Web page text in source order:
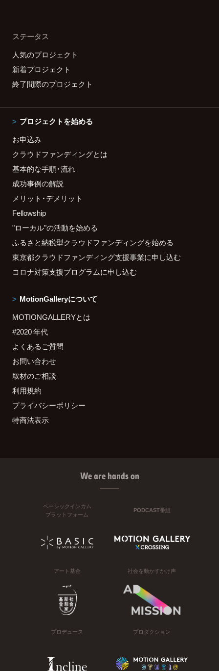
ステータス
人気のプロジェクト
新着プロジェクト
終了間際のプロジェクト
プロジェクトを始める
お申込み
クラウドファンディングとは
基本的な手順・流れ
成功事例の解説
メリット・デメリット
Fellowship
"ローカル"の活動を始める
ふるさと納税型クラウドファンディングを始める
東京都クラウドファンディング支援事業に申し込む
コロナ対策支援プログラムに申し込む
MotionGalleryについて
MOTIONGALLERYとは
#2020 年代
よくあるご質問
お問い合わせ
取材のご相談
利用規約
プライバシーポリシー
特商法表示
We are hands on
ベーシックインカム
プラットフォーム
PODCAST番組
アート基金 社会を動かすかけ声
プロデュース プロダクション